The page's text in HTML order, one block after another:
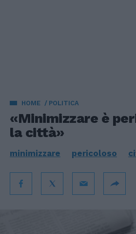
HOME POLITICA
«Minimizzare è
la città»
minimizzare pericoloso